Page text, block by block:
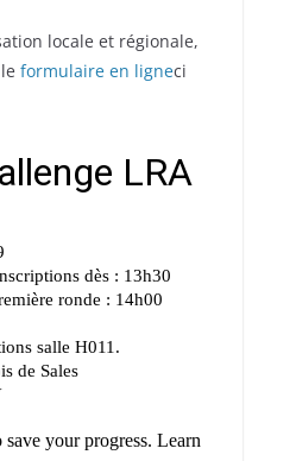
locale et régionale,
formulaire en ligneci